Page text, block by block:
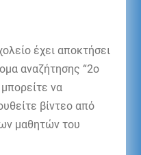
έχει αποκτήσει
αναζήτησης “2ο
να
βίντεο από
μαθητών του